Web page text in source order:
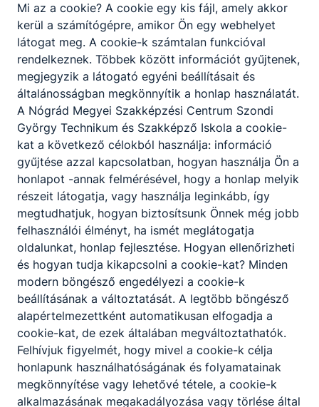
jogszabályok szerinti működtetésére;
kozmetikai alap és kiegészítő műveleteket
végez, manuális és gépi módszerekkel;
diagnosztizál, kezelési tervet állít össze,
kozmetikus által kezelhető kozmetikai
hibákat kezel;
professzionális kozmetikumokkal dolgozik,
azok alap- és hatóanyagait ismeri,
kiválasztja a bőrtípusnak és az általa
kezelhető rendellenességnek megfelelő
készítményt;
tanácsot ad az otthoni bőrápolással
kapcsolatban;
speciális arc- és testkezelést végez;
megismeri a legújabb szakmai
újdonságokat, rendszeresen
továbbképzéseken vesz részt;
testkezelést végez manuálisan
(testtekercselés, pakolások felhelyezése,
testmasszázs);
különböző test- és arcfestési technikákat
alkalmaz;
smink-technikákat alkalmaz;
Mi az a cookie? A cookie egy kis fájl, amely akkor
kerül a számítógépre, amikor Ön egy webhelyet
látogat meg. A cookie-k számtalan funkcióval
rendelkeznek. Többek között információt gyűjtenek,
megjegyzik a látogató egyéni beállításait és
általánosságban megkönnyítik a honlap használatát.
A Nógrád Megyei Szakképzési Centrum Szondi
György Technikum és Szakképző Iskola a cookie-
kat a következő célokból használja: információ
gyűjtése azzal kapcsolatban, hogyan használja Ön a
honlapot -annak felmérésével, hogy a honlap melyik
részeit látogatja, vagy használja leginkább, így
megtudhatjuk, hogyan biztosítsunk Önnek még jobb
felhasználói élményt, ha ismét meglátogatja
oldalunkat, honlap fejlesztése. Hogyan ellenőrizheti
és hogyan tudja kikapcsolni a cookie-kat? Minden
modern böngésző engedélyezi a cookie-k
beállításának a változtatását. A legtöbb böngésző
alapértelmezettként automatikusan elfogadja a
cookie-kat, de ezek általában megváltoztathatók.
Felhívjuk figyelmét, hogy mivel a cookie-k célja
honlapunk használhatóságának és folyamatainak
megkönnyítése vagy lehetővé tétele, a cookie-k
alkalmazásának megakadályozása vagy törlése által